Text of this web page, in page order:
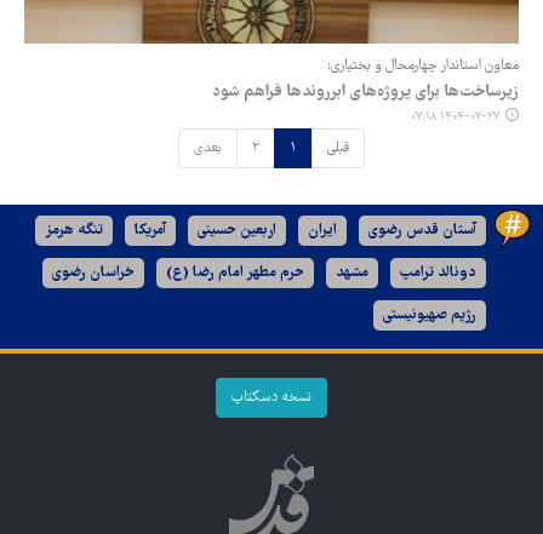
معاون استاندار چهارمحال و بختیاری:
زیرساخت‌ها برای پروژه‌های ابرروندها فراهم شود
۱۴۰۴-۰۷-۲۷ ۰۷:۱۸
قبلی ۱ ۲ بعدی
آستان قدس رضوی ایران اربعین حسینی آمریکا تنگه هرمز
دونالد ترامپ مشهد حرم مطهر امام رضا (ع) خراسان رضوی
رژیم صهیونیستی
نسخه دسکتاپ